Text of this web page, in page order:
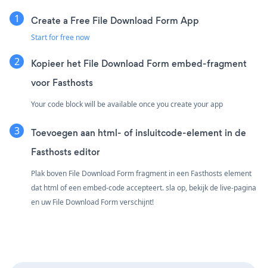
Create a Free File Download Form App
Start for free now
Kopieer het File Download Form embed-fragment
voor Fasthosts
Your code block will be available once you create your app
Toevoegen aan html- of insluitcode-element in de
Fasthosts editor
Plak boven File Download Form fragment in een Fasthosts element
dat html of een embed-code accepteert. sla op, bekijk de live-pagina
en uw File Download Form verschijnt!